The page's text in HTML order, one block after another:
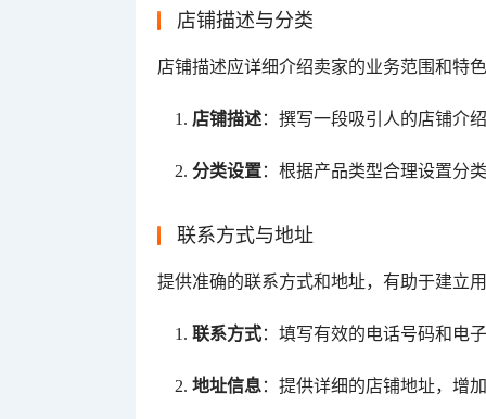
店铺描述与分类
店铺描述应详细介绍卖家的业务范围和特
店铺描述：撰写一段吸引人的店铺介
分类设置：根据产品类型合理设置分
联系方式与地址
提供准确的联系方式和地址，有助于建立
联系方式：填写有效的电话号码和电
地址信息：提供详细的店铺地址，增